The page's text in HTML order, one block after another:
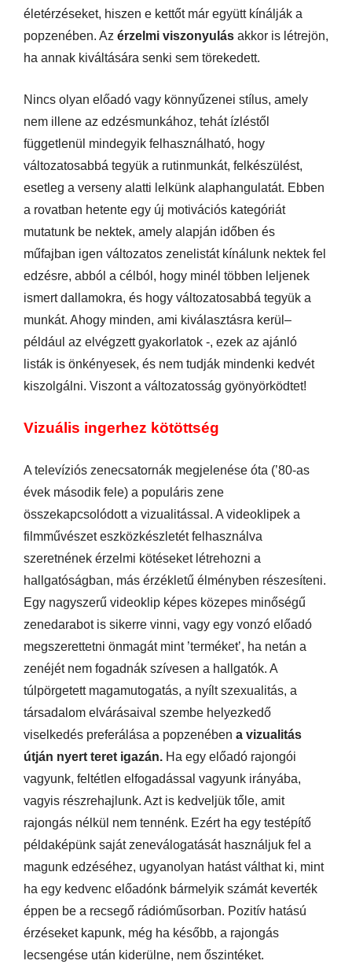
életérzéseket, hiszen e kettőt már együtt kínálják a
popzenében. Az érzelmi viszonyulás akkor is létrejön,
ha annak kiváltására senki sem törekedett.
Nincs olyan előadó vagy könnyűzenei stílus, amely
nem illene az edzésmunkához, tehát ízléstől
függetlenül mindegyik felhasználható, hogy
változatosabbá tegyük a rutinmunkát, felkészülést,
esetleg a verseny alatti lelkünk alaphangulatát. Ebben
a rovatban hetente egy új motivációs kategóriát
mutatunk be nektek, amely alapján időben és
műfajban igen változatos zenelistát kínálunk nektek fel
edzésre, abból a célból, hogy minél többen leljenek
ismert dallamokra, és hogy változatosabbá tegyük a
munkát. Ahogy minden, ami kiválasztásra kerül–
például az elvégzett gyakorlatok -, ezek az ajánló
listák is önkényesek, és nem tudják mindenki kedvét
kiszolgálni. Viszont a változatosság gyönyörködtet!
Vizuális ingerhez kötöttség
A televíziós zenecsatornák megjelenése óta (’80-as
évek második fele) a populáris zene
összekapcsolódott a vizualitással. A videoklipek a
filmművészet eszközkészletét felhasználva
szeretnének érzelmi kötéseket létrehozni a
hallgatóságban, más érzékletű élményben részesíteni.
Egy nagyszerű videoklip képes közepes minőségű
zenedarabot is sikerre vinni, vagy egy vonzó előadó
megszerettetni önmagát mint ’terméket’, ha netán a
zenéjét nem fogadnák szívesen a hallgatók. A
túlpörgetett magamutogatás, a nyílt szexualitás, a
társadalom elvárásaival szembe helyezkedő
viselkedés preferálása a popzenében a vizualitás
útján nyert teret igazán. Ha egy előadó rajongói
vagyunk, feltétlen elfogadással vagyunk irányába,
vagyis részrehajlunk. Azt is kedveljük tőle, amit
rajongás nélkül nem tennénk. Ezért ha egy testépítő
példaképünk saját zeneválogatását használjuk fel a
magunk edzéséhez, ugyanolyan hatást válthat ki, mint
ha egy kedvenc előadónk bármelyik számát keverték
éppen be a recsegő rádióműsorban. Pozitív hatású
érzéseket kapunk, még ha később, a rajongás
lecsengése után kiderülne, nem őszintéket.